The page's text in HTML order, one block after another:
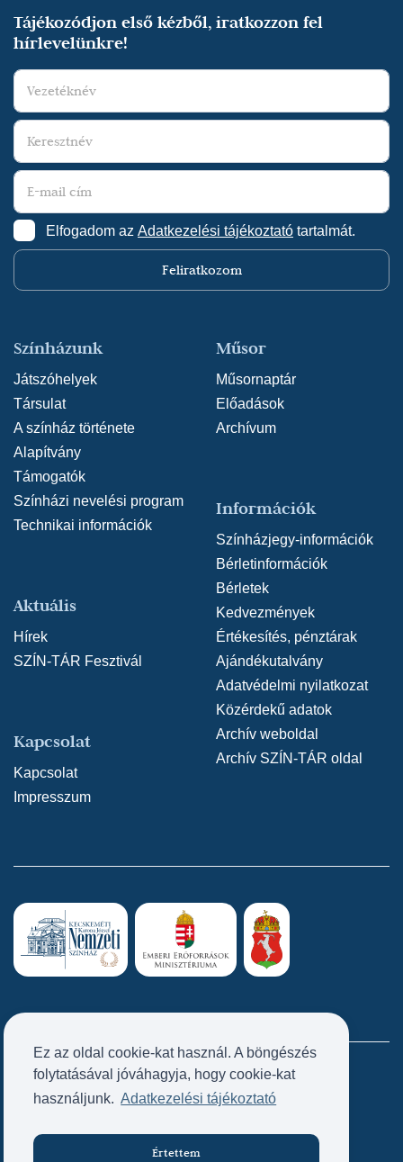
Ez az oldal cookie-kat használ. A böngészés
folytatásával jóváhagyja, hogy cookie-kat
használjunk. Adatkezelési tájékoztató
Értettem
Tájékozódjon első kézből, iratkozzon fel
hírlevelünkre!
Elfogadom az Adatkezelési tájékoztató tartalmát.
Feliratkozom
Színházunk
Játszóhelyek
Társulat
A színház története
Alapítvány
Támogatók
Színházi nevelési program
Technikai információk
Műsor
Műsornaptár
Előadások
Archívum
Aktuális
Hírek
SZÍN-TÁR Fesztivál
Információk
Színházjegy-információk
Bérletinformációk
Bérletek
Kedvezmények
Értékesítés, pénztárak
Ajándékutalvány
Adatvédelmi nyilatkozat
Közérdekű adatok
Archív weboldal
Archív SZÍN-TÁR oldal
Kapcsolat
Kapcsolat
Impresszum
Próbatábla